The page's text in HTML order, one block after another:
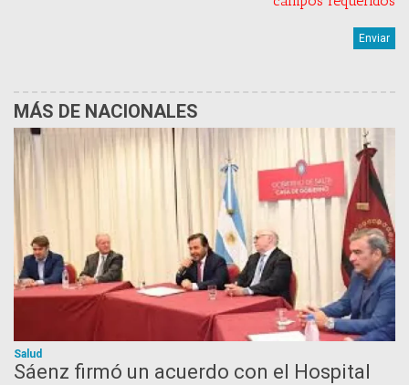
MÁS DE NACIONALES
Salud
Sáenz firmó un acuerdo con el Hospital